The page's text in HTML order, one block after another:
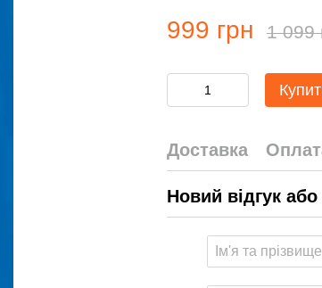
999 грн 1 099
Доставка
Новий відгук